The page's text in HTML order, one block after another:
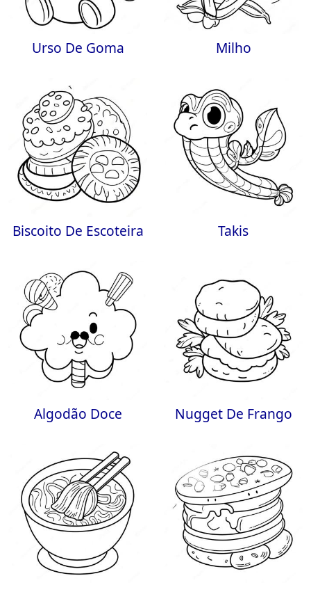
Urso De Goma Milho
Biscoito De Escoteira Takis
Algodão Doce Nugget De Frango